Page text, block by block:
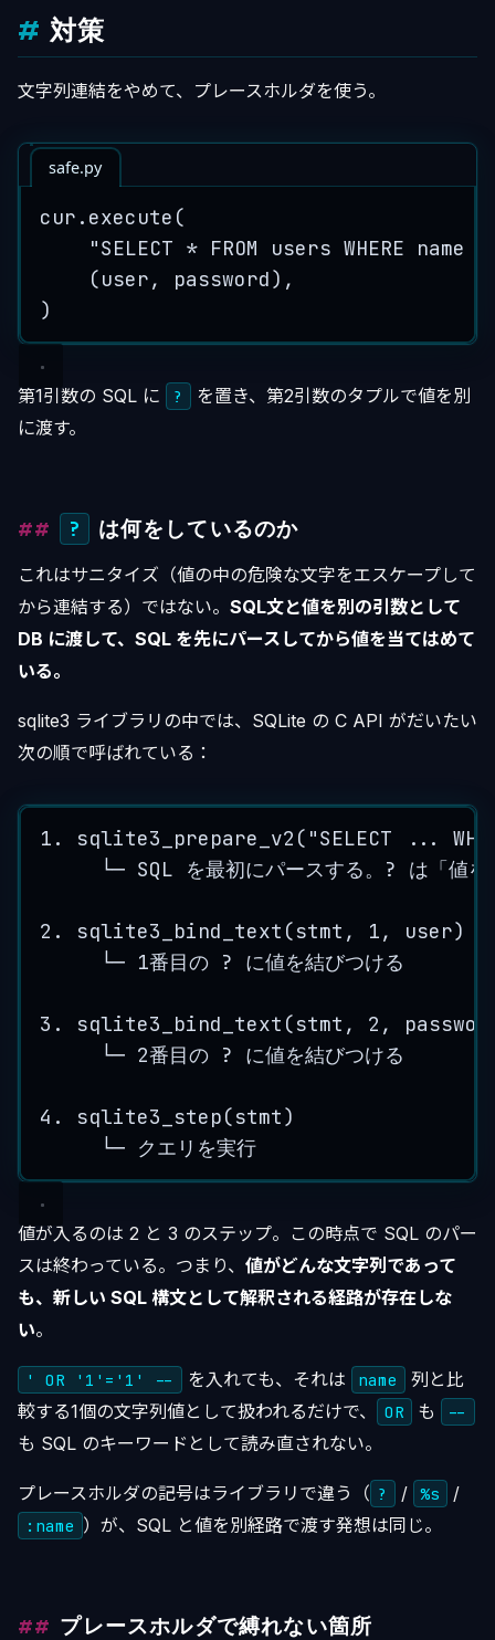
対策
文字列連結をやめて、プレースホルダを使う。
safe.py
cur. execute (
"SELECT * FROM users WHERE
(user, password) ,
)
第1引数の SQL に ?
を置き、第2引数のタプルで値を別
に渡す。
? は何をしているのか
これはサニタイズ（値の中の危険な文字をエスケープして
から連結する）ではない。 SQL文と値を別の引数として
DB に渡して、SQL を先にパースしてから値を当てはめて
いる。
sqlite3 ライブラリの中では、SQLite の C API がだいたい
次の順で呼ばれている：
1. sqlite3_prepare_v2("SELECT ...
└─ SQL を最初にパースする。? は「値を
2. sqlite3_bind_text(stmt, 1, user)
└─ 1番目の ? に値を結びつける
3. sqlite3_bind_text(stmt, 2,
└─ 2番目の ? に値を結びつける
4. sqlite3_step(stmt)
└─ クエリを実行
値が入るのは 2 と 3 のステップ。この時点で SQL のパー
スは終わっている。つまり、 値がどんな文字列であって
も、新しい SQL 構文として解釈される経路が存在しな
い。
' OR '1'='1' -- を入れても、それは name
列と比
較する1個の文字列値として扱われるだけで、
OR も --
も SQL のキーワードとして読み直されない。
プレースホルダの記号はライブラリで違う（ ? / %s /
:name ）が、SQL と値を別経路で渡す発想は同じ。
プレースホルダで縛れない箇所